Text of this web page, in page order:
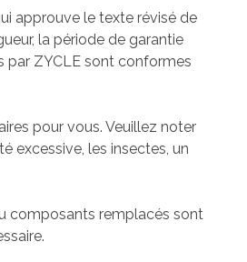
approuve le texte révisé de
la période de garantie
par ZYCLE sont conformes
pour vous. Veuillez noter
excessive, les insectes, un
composants remplacés sont